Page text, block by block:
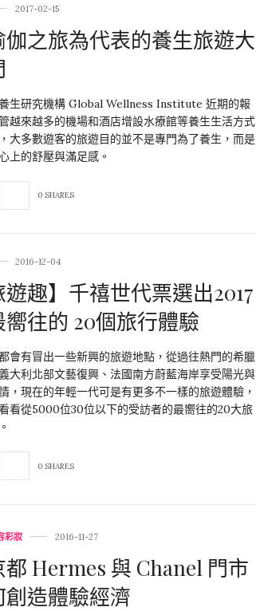
2017-02-15
伽之旅為代表的養生旅遊大
生研究機構 Global Wellness Institute 近期的報
越來越多的機場和酒店增設水療館等養生生活方式
大多數遊客的旅遊目的並不是專門為了養生，而是
上的舒壓與滿足感。
0 SHARES
2016-12-04
遊趣】千禧世代票選出2017
嚮往的 20個旅行體驗
會有冒出一些新興的旅遊地點，從過往熱門的希臘
大利北部文藝復興、法國南方蔚藍海岸享受陽光與
，現在的年輕一代可是有更多不一樣的旅遊體驗，
看從5000位30位以下的受訪者的最嚮往的20大旅
0 SHARES
彩妝 2016-11-27
都 Hermes 與 Chanel 門市
創造體驗經濟